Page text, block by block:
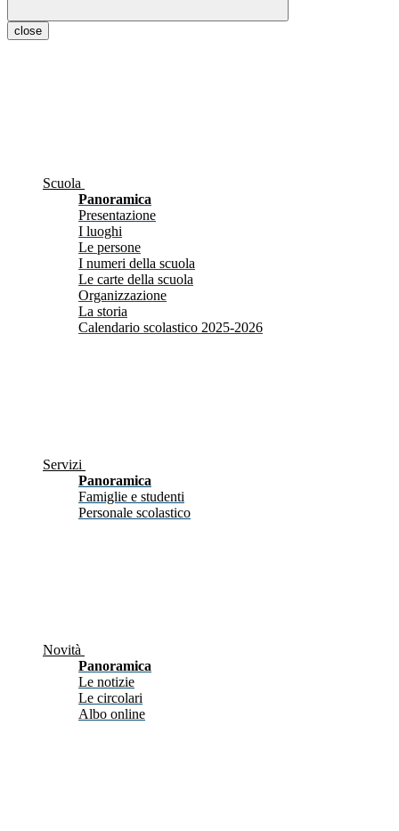
close
Scuola
Panoramica
Presentazione
I luoghi
Le persone
I numeri della scuola
Le carte della scuola
Organizzazione
La storia
Calendario scolastico 2025-2026
Servizi
Panoramica
Famiglie e studenti
Personale scolastico
Novità
Panoramica
Le notizie
Le circolari
Albo online